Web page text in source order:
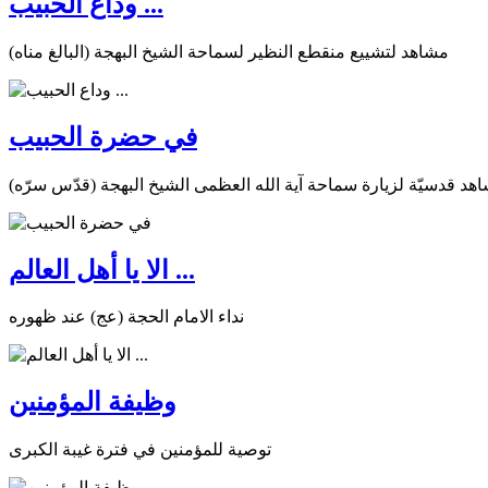
مشاهد لتشييع منقطع النظير لسماحة الشيخ البهجة (البالغ مناه)
في حضرة الحبيب
قدسيّة لزيارة سماحة آية الله العظمى الشيخ البهجة (قدّس سرّه)
الا يا أهل العالم ...
نداء الامام الحجة (عج) عند ظهوره
وظيفة المؤمنين
توصية للمؤمنين في فترة غيبة الكبرى